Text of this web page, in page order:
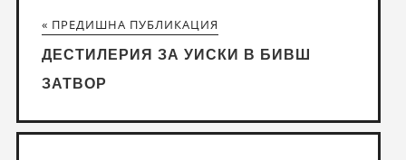
« ПРЕДИШНА ПУБЛИКАЦИЯ
ДЕСТИЛЕРИЯ ЗА УИСКИ В БИВШ
ЗАТВОР